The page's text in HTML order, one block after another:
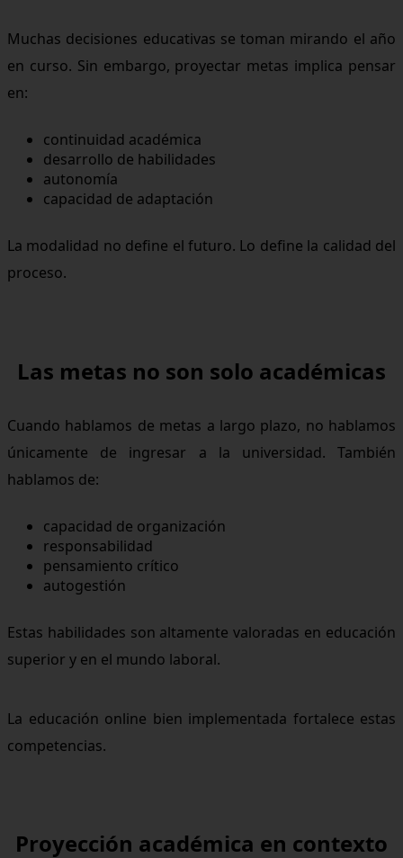
Muchas decisiones educativas se toman mirando el año
en curso. Sin embargo, proyectar metas implica pensar
en:
continuidad académica
desarrollo de habilidades
autonomía
capacidad de adaptación
La modalidad no define el futuro. Lo define la calidad del
proceso.
Las metas no son solo académicas
Cuando hablamos de metas a largo plazo, no hablamos
únicamente de ingresar a la universidad. También
hablamos de:
capacidad de organización
responsabilidad
pensamiento crítico
autogestión
Estas habilidades son altamente valoradas en educación
superior y en el mundo laboral.
La educación online bien implementada fortalece estas
competencias.
Proyección académica en contexto